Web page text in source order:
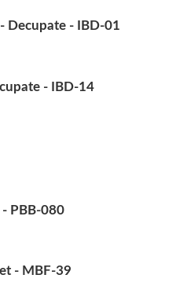
Decupate - IBD-01
- IBD-14
PBB-080
- MBF-39